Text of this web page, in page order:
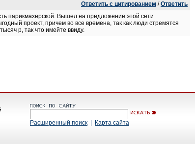
Ответить с цитированием /Ответить
парикмахерской. Вышел на предложение этой сети
проект, причем во все времена, так как люди стремятся
р, так что имейте ввиду.
Расширенный поиск Карта сайта